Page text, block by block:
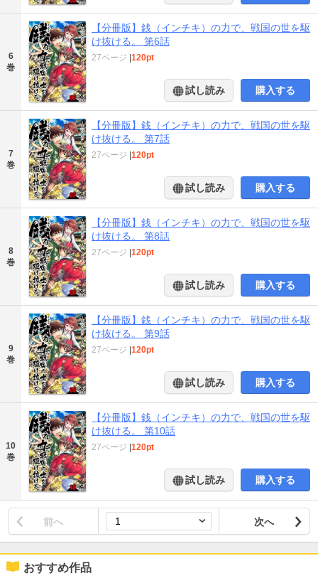
6
巻
【分冊版】銭（インチキ）の力で、戦国の世を駆
け抜ける。 第6話
27ページ |120pt
試し読み 購入する
7
巻
【分冊版】銭（インチキ）の力で、戦国の世を駆
け抜ける。 第7話
27ページ |120pt
試し読み 購入する
8
巻
【分冊版】銭（インチキ）の力で、戦国の世を駆
け抜ける。 第8話
27ページ |120pt
試し読み 購入する
9
巻
【分冊版】銭（インチキ）の力で、戦国の世を駆
け抜ける。 第9話
27ページ |120pt
試し読み 購入する
10
巻
【分冊版】銭（インチキ）の力で、戦国の世を駆
け抜ける。 第10話
27ページ |120pt
試し読み 購入する
前へ 次へ
おすすめ作品